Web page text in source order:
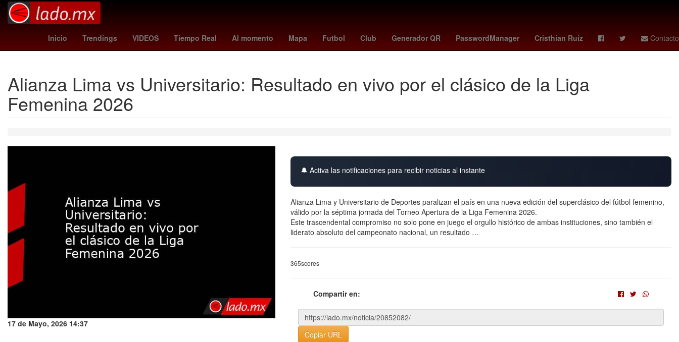
Inicio Trendings VIDEOS Tiempo Real Al momento Mapa Futbol Club Generador QR PasswordManager Cristhian Ruiz Contacto
Senador Inundación Remdesivir metroid prime 4 cuando juega colombia Puebla de Zaragoza Pozole Napoli vs Tecate Nuevo Laredo
Alianza Lima vs Universitario: Resultado en vivo por el clásico de la Liga
Femenina 2026
17 de Mayo, 2026 14:37
🔔 Activa las notificaciones para recibir noticias al instante
Alianza Lima y Universitario de Deportes paralizan el país en una nueva edición del superclásico del fútbol femenino,
válido por la séptima jornada del Torneo Apertura de la Liga Femenina 2026.
Este trascendental compromiso no solo pone en juego el orgullo histórico de ambas instituciones, sino también el
liderato absoluto del campeonato nacional, un resultado …
365scores
Compartir en:
Copiar URL